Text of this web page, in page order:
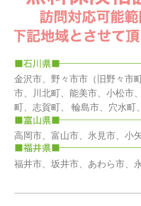
金沢市、野々市市（旧野々市
市、川北町、能美市、小松市
町、志賀町、 輪島市、穴水町
高岡市、富山市、氷見市、小
福井市、坂井市、あわら市、